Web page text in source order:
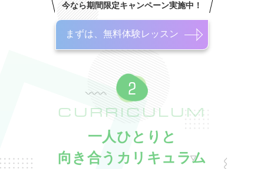
今なら期間限定キャンペーン実施中！
まずは、無料体験レッスン
CURRICULUM
一人ひとりと
向き合うカリキュラム